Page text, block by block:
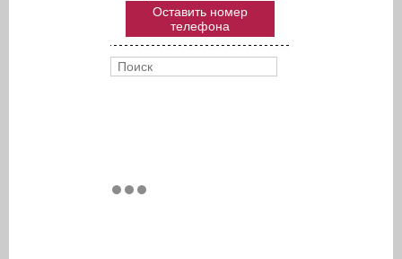
Оставить номер
телефона
Форма поиска
Поиск